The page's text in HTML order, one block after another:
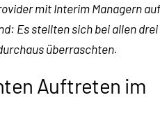
mit Interim Managern
Es stellten sich bei allen
überraschten.
Auftreten im